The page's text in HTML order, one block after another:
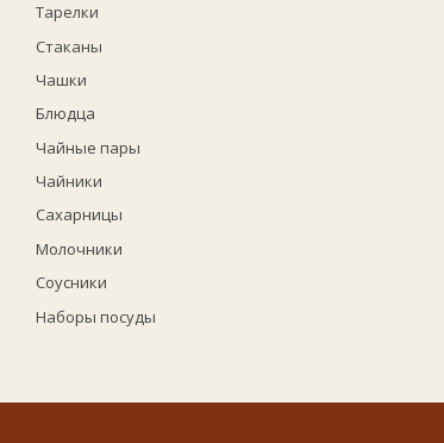
Тарелки
Стаканы
Чашки
Блюдца
Чайные пары
Чайники
Сахарницы
Молочники
Соусники
Наборы посуды